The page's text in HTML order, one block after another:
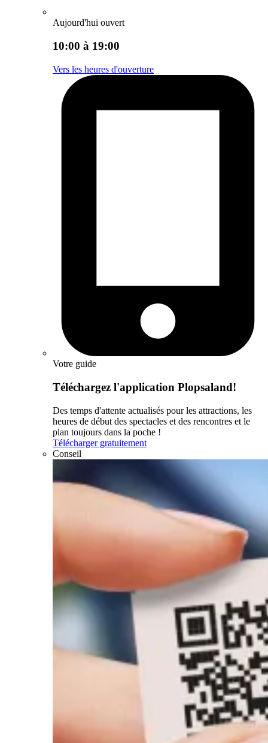
Aujourd'hui ouvert
10:00 à 19:00
Vers les heures d'ouverture
Votre guide
Téléchargez l'application Plopsaland!
Des temps d'attente actualisés pour les attractions, les
heures de début des spectacles et des rencontres et le
plan toujours dans la poche !
Télécharger gratuitement
Conseil